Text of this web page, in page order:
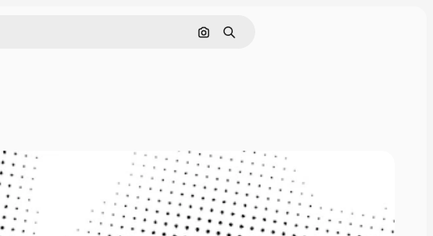
Rechercher par image
Rechercher